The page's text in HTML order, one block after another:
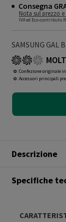
Consegna
Nota sul prezzo
IVA ed Eco-contributo
SAMSUNG GAL
O: Confezione originale
O: Accessori principali
Descrizione
Specifiche